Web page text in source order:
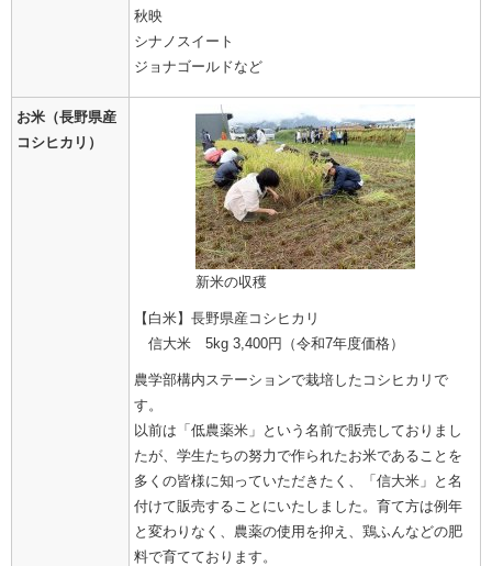
秋映
シナノスイート
ジョナゴールドなど
お米（長野県産
コシヒカリ）
新米の収穫
【白米】長野県産コシヒカリ
信大米 5kg 3,400円（令和7年度価格）
農学部構内ステーションで栽培したコシヒカリで
す。
以前は「低農薬米」という名前で販売しておりまし
たが、学生たちの努力で作られたお米であることを
多くの皆様に知っていただきたく、「信大米」と名
付けて販売することにいたしました。育て方は例年
と変わりなく、農薬の使用を抑え、鶏ふんなどの肥
料で育てております。